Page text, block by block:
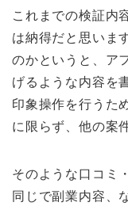
これまでの検証内
は納得だと思いま
のかというと、ア
げるような内容を
印象操作を行うた
に限らず、他の案
そのような口コミ
同じで副業内容、